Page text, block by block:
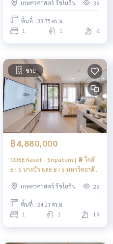
เกษตรศาสตร์ รัชโยธิน 39
พื้นที่ : 33.75 ตร.ม.
1 1 4
ขาย
฿4,880,000
COBE Kaset - Sripatum | 🚆 ใกล้
BTS บางบัว และ BTS มหาวิทยาลัย
เกษตรศาสตร์ รัชโยธิน
29
พื้นที่ : 24.21 ตร.ม.
1 1 19